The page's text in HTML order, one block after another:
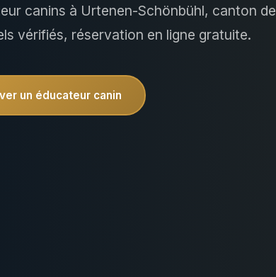
canins à Urtenen-Schönbühl, canton de
vérifiés, réservation en ligne gratuite.
un éducateur canin